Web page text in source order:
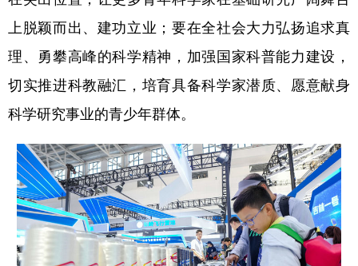
上脱颖而出、建功立业；要在全社会大力弘扬追求真
理、勇攀高峰的科学精神，加强国家科普能力建设，
切实推进科教融汇，培育具备科学家潜质、愿意献身
科学研究事业的青少年群体。